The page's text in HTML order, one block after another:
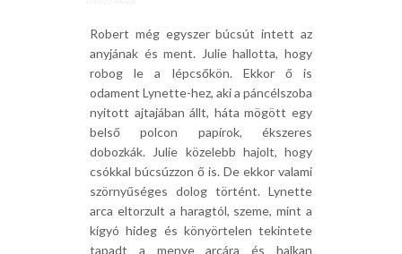
Robert még egyszer búcsút intett az
anyjának és ment. Julie hallotta, hogy
robog le a lépcsőkön. Ekkor ő is
odament Lynette-hez, aki a páncélszoba
nyitott ajtajában állt, háta mögött egy
belső polcon papírok, ékszeres
dobozkák. Julie közelebb hajolt, hogy
csókkal búcsúzzon ő is. De ekkor valami
szörnyűséges dolog történt. Lynette
arca eltorzult a haragtól, szeme, mint a
kígyó hideg és könyörtelen tekintete
tapadt a menye arcára és halkan